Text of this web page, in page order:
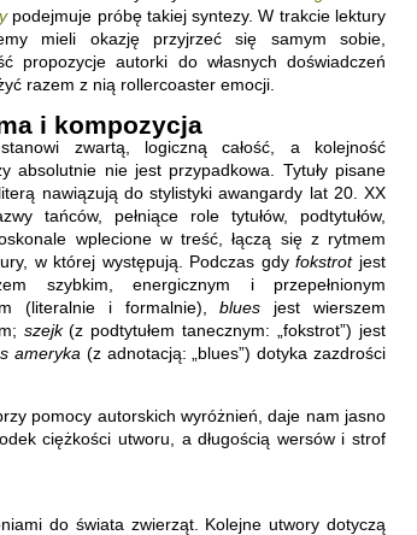
podejmuje próbę takiej syntezy. W trakcie lektury
mieli okazję przyjrzeć się samym sobie,
propozycje autorki do własnych doświadczeń
razem z nią rollercoaster emocji.
i kompozycja
zwartą, logiczną całość, a kolejność
absolutnie nie jest przypadkowa. Tytuły pisane
nawiązują do stylistyki awangardy lat 20. XX
tańców, pełniące role tytułów, podtytułów,
wplecione w treść, łączą się z rytmem
w której występują. Podczas gdyfokstrotjest
szybkim, energicznym i przepełnionym
(literalnie i formalnie),blues jest wierszem
szejk(z podtytułem tanecznym: „fokstrot”) jest
ameryka (z adnotacją: „blues”) dotyka zazdrości
pomocy autorskich wyróżnień, daje nam jasno
ciężkości utworu, a długością wersów i strof
do świata zwierząt. Kolejne utwory dotyczą